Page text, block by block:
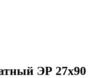
ЭР 27х90